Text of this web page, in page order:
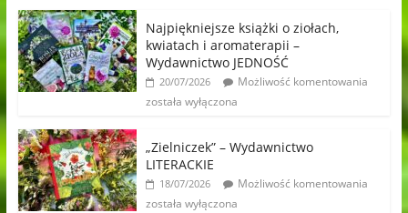
Najpiękniejsze książki o ziołach,
kwiatach i aromaterapii –
Wydawnictwo JEDNOŚĆ
20/07/2026
Możliwość komentowania
została wyłączona
„Zielniczek” – Wydawnictwo
LITERACKIE
18/07/2026
Możliwość komentowania
została wyłączona